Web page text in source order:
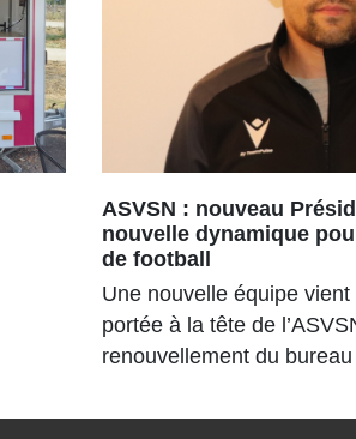
ASVSN : nouveau
nouvelle dynamique
de football
Une nouvelle équipe vient
portée à la tête de
renouvellement du